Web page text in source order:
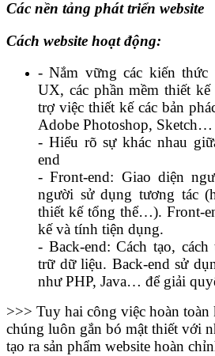
Các nền tảng phát triển website
Cách website hoạt động:
- Nắm vững các kiến
UX, các phần mềm thiết
trợ việc thiết kế các bản
Adobe Photoshop, Sketch…
- Hiểu rõ sự khác nhau
end
- Front-end: Giao diện
người sử dụng tương tác
thiết kế tổng thể…). Front-
kế và tính tiện dụng.
- Back-end: Cách tạo,
trữ dữ liệu. Back-end sử
như PHP, Java… để giải
>>> Tuy hai công việc hoàn toàn
chúng luôn gắn bó mật thiết với
tạo ra sản phẩm website hoàn